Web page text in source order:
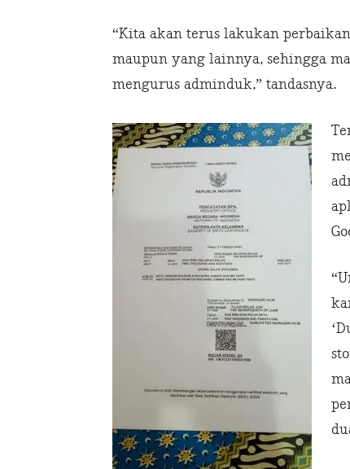
“Kita akan terus lakukan
maupun yang lainnya, sehingga
mengurus adminduk,” tandasnya.